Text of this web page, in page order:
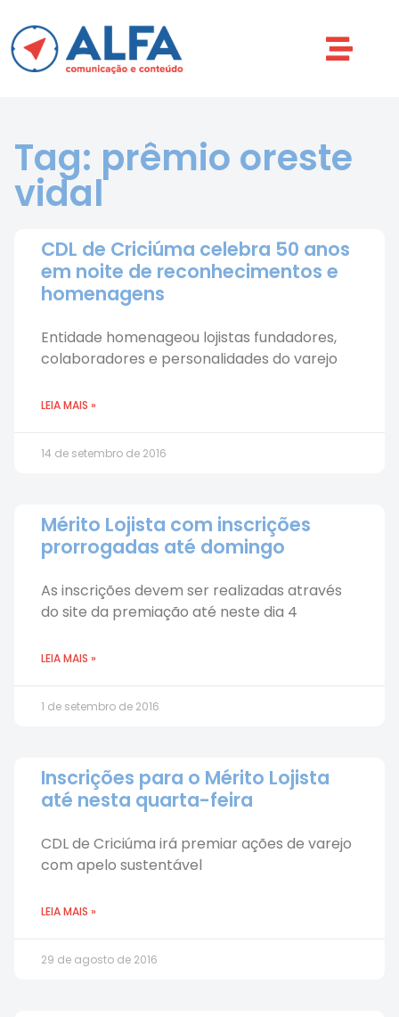
Tag: prêmio oreste
vidal
CDL de Criciúma celebra 50 anos
em noite de reconhecimentos e
homenagens
Entidade homenageou lojistas fundadores,
colaboradores e personalidades do varejo
LEIA MAIS »
14 de setembro de 2016
Mérito Lojista com inscrições
prorrogadas até domingo
As inscrições devem ser realizadas através
do site da premiação até neste dia 4
LEIA MAIS »
1 de setembro de 2016
Inscrições para o Mérito Lojista
até nesta quarta-feira
CDL de Criciúma irá premiar ações de varejo
com apelo sustentável
LEIA MAIS »
29 de agosto de 2016